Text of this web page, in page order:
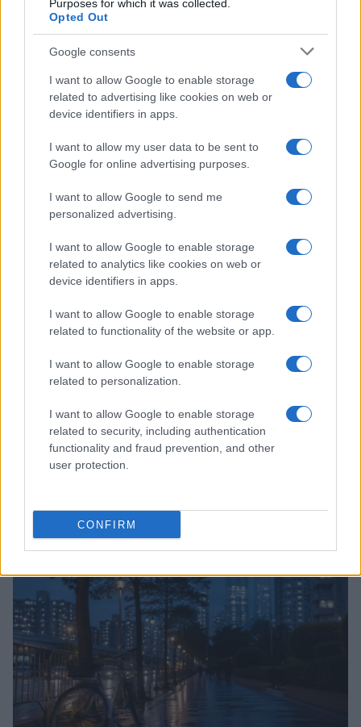
Purposes for which it was collected.
Opted Out
Google consents
I want to allow Google to enable storage
related to advertising like cookies on web or
device identifiers in apps.
I want to allow my user data to be sent to
Google for online advertising purposes.
I want to allow Google to send me
personalized advertising.
I want to allow Google to enable storage
related to analytics like cookies on web or
device identifiers in apps.
I want to allow Google to enable storage
related to functionality of the website or app.
I want to allow Google to enable storage
related to personalization.
I want to allow Google to enable storage
related to security, including authentication
functionality and fraud prevention, and other
user protection.
CONFIRM
Cómo la inteligencia artificial transforma la gestión financiera
personal
Marta Ruiz · 7 Ago 2026
FINANZAS
Marta Ruiz · 7 Ago 2026